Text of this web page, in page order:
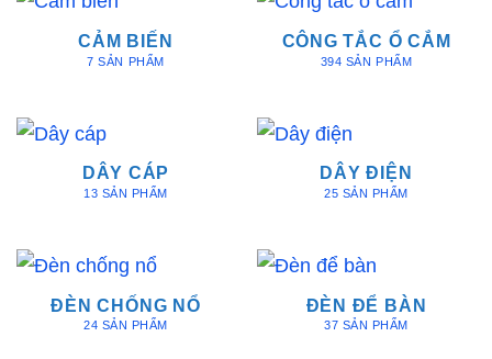
CẢM BIẾN
7 SẢN PHẨM
CÔNG TẮC Ổ CẮM
394 SẢN PHẨM
DÂY CÁP
13 SẢN PHẨM
DÂY ĐIỆN
25 SẢN PHẨM
ĐÈN CHỐNG NỔ
24 SẢN PHẨM
ĐÈN ĐỂ BÀN
37 SẢN PHẨM